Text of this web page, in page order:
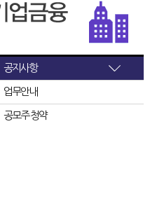
공지사항
업무안내
공모주 청약